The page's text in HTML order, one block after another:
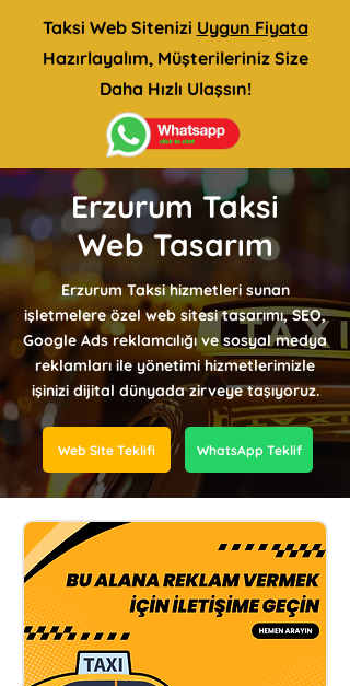
Taksi Web Sitenizi Uygun Fiyata
Hazırlayalım, Müşterileriniz Size
Daha Hızlı Ulaşsın!
Erzurum Taksi
Web Tasarım
Erzurum Taksi hizmetleri sunan
işletmelere özel web sitesi tasarımı, SEO,
Google Ads reklamcılığı ve sosyal medya
reklamları ile yönetimi hizmetlerimizle
işinizi dijital dünyada zirveye taşıyoruz.
Web Site Teklifi WhatsApp Teklif